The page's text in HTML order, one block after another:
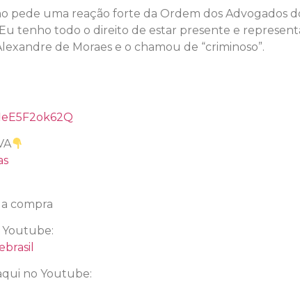
pede uma reação forte da Ordem dos Advogados
tenho todo o direito de estar presente e
de Moraes e o chamou de “criminoso”.
compra
Youtube:
no Youtube: